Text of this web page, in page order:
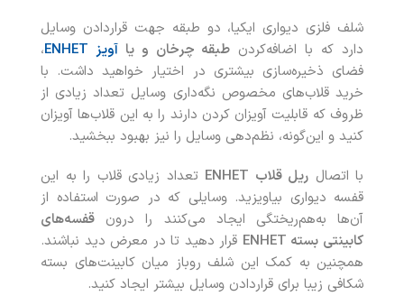
شلف فلزی دیواری ایکیا، دو طبقه جهت قرار‌دادن وسایل
دارد که با اضافه‌کردن طبقه چرخان و یاآویز ENHET
،
فضای ذخیره‌سازی بیشتری در اختیار خواهید داشت. با
خرید قلاب‌های مخصوص نگه‌داری وسایل تعداد زیادی از
ظروف که قابلیت آویزان کردن دارند را به این قلاب‌ها آویزان
کنید و این‌گونه، نظم‌دهی وسایل را نیز بهبود ببخشید.
با اتصال ریل قلاب ENHET تعداد زیادی قلاب را به این
قفسه دیواری بیاویزید. وسایلی که در صورت استفاده از
آن‌ها به‌هم‌ریختگی ایجاد می‌کنند را درون قفسه‌های
کابینتی بسته ENHET قرار دهید تا در معرض دید نباشند.
همچنین به کمک این شلف روباز میان کابینت‌های بسته
شکافی زیبا برای قراردادن وسایل بیشتر ایجاد کنید.